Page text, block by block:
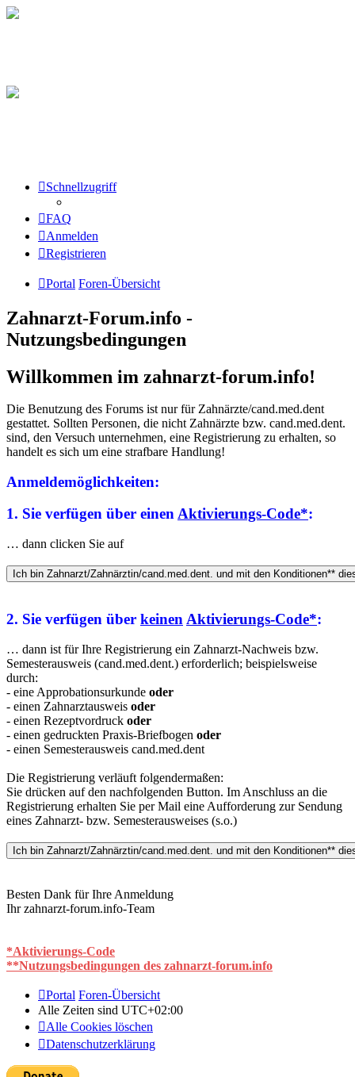
Schnellzugriff
FAQ
Anmelden
Registrieren
Portal Foren-Übersicht
Zahnarzt-Forum.info -
Nutzungsbedingungen
Willkommen im zahnarzt-forum.info!
Die Benutzung des Forums ist nur für Zahnärzte/cand.med.dent
gestattet. Sollten Personen, die nicht Zahnärzte bzw. cand.med.dent.
sind, den Versuch unternehmen, eine Registrierung zu erhalten, so
handelt es sich um eine strafbare Handlung!
Anmeldemöglichkeiten:
1. Sie verfügen über einen Aktivierungs-Code*:
… dann clicken Sie auf
2. Sie verfügen über keinen Aktivierungs-Code*:
… dann ist für Ihre Registrierung ein Zahnarzt-Nachweis bzw.
Semesterausweis (cand.med.dent.) erforderlich; beispielsweise
durch:
- eine Approbationsurkunde oder
- einen Zahnarztausweis oder
- einen Rezeptvordruck oder
- einen gedruckten Praxis-Briefbogen oder
- einen Semesterausweis cand.med.dent
Die Registrierung verläuft folgendermaßen:
Sie drücken auf den nachfolgenden Button. Im Anschluss an die
Registrierung erhalten Sie per Mail eine Aufforderung zur Sendung
eines Zahnarzt- bzw. Semesterausweises (s.o.)
Besten Dank für Ihre Anmeldung
Ihr zahnarzt-forum.info-Team
*Aktivierungs-Code
**Nutzungsbedingungen des zahnarzt-forum.info
Portal Foren-Übersicht
Alle Zeiten sind UTC+02:00
Alle Cookies löschen
Datenschutzerklärung